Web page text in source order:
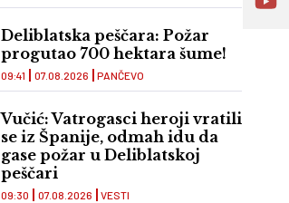
Deliblatska peščara: Požar
progutao 700 hektara šume!
PANČEVO
09:41 07.08.2026
Vučić: Vatrogasci heroji vratili
se iz Španije, odmah idu da
gase požar u Deliblatskoj
peščari
VESTI
09:30 07.08.2026